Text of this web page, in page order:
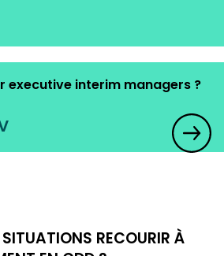
executive interim managers ?
RECOURIR À